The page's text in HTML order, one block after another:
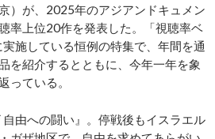
京）が、2025年のアジアンドキュメン
率上位20作を発表した。「視聴率ベ
施している恒例の特集で、年間を通
を紹介するとともに、今年一年を象
っている。
由への闘い』。停戦後もイスラエル